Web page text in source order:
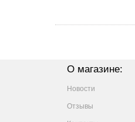
О магазине:
Новости
Отзывы